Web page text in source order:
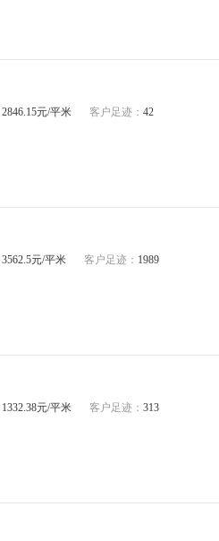
2846.15元/平米 客户足迹： 42
3562.5元/平米 客户足迹： 1989
1332.38元/平米 客户足迹： 313